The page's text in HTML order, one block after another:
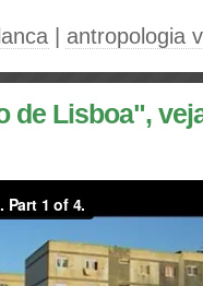
antropologia
de Lisboa",